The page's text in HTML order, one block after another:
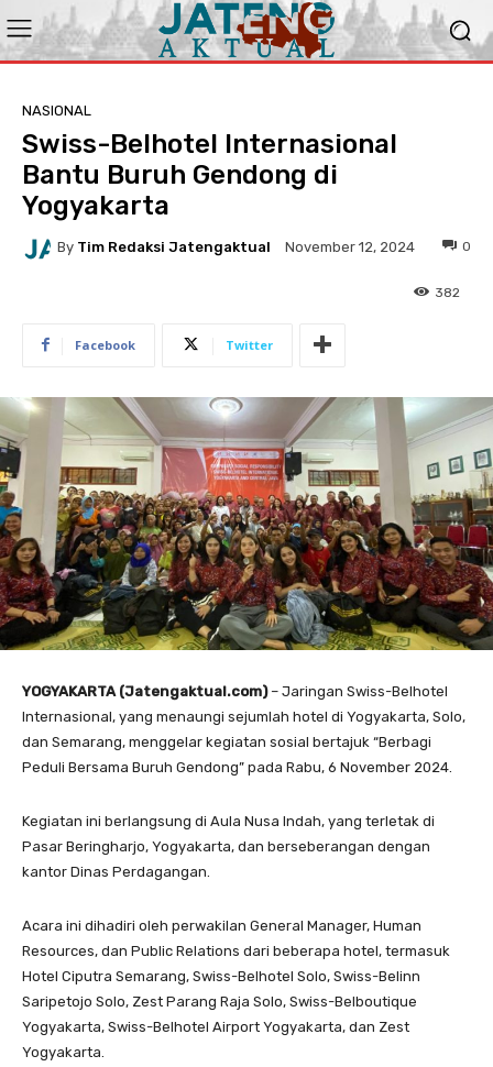
NASIONAL
Swiss-Belhotel Internasional
Bantu Buruh Gendong di
Yogyakarta
By Tim Redaksi Jatengaktual November 12, 2024 0
382
Facebook Twitter
YOGYAKARTA (Jatengaktual.com) – Jaringan Swiss-Belhotel
Internasional, yang menaungi sejumlah hotel di Yogyakarta, Solo,
dan Semarang, menggelar kegiatan sosial bertajuk “Berbagi
Peduli Bersama Buruh Gendong” pada Rabu, 6 November 2024.
Kegiatan ini berlangsung di Aula Nusa Indah, yang terletak di
Pasar Beringharjo, Yogyakarta, dan berseberangan dengan
kantor Dinas Perdagangan.
Acara ini dihadiri oleh perwakilan General Manager, Human
Resources, dan Public Relations dari beberapa hotel, termasuk
Hotel Ciputra Semarang, Swiss-Belhotel Solo, Swiss-Belinn
Saripetojo Solo, Zest Parang Raja Solo, Swiss-Belboutique
Yogyakarta, Swiss-Belhotel Airport Yogyakarta, dan Zest
Yogyakarta.